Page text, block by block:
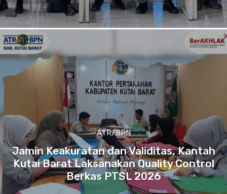
ATR/BPN
Jamin Keakuratan dan Validitas, Kantah
Kutai Barat Laksanakan Quality Control
Berkas PTSL 2026